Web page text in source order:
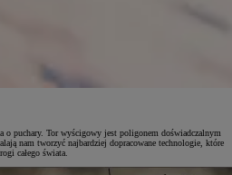
puchary. Tor wyścigowy jest poligonem doświadczalnym
nam tworzyć najbardziej dopracowane technologie, które
całego świata.